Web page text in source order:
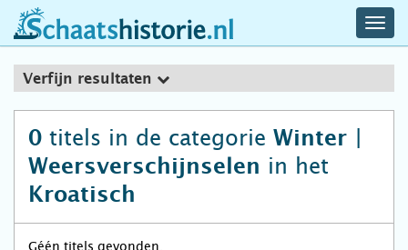
schaatshistorie.nl
Verfijn resultaten
0 titels in de categorie Winter |
Weersverschijnselen in het
Kroatisch
Géén titels gevonden.